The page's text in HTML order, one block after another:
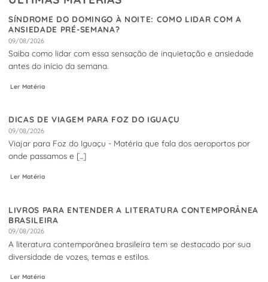
SÍNDROME DO DOMINGO À NOITE: COMO LIDAR COM A
ANSIEDADE PRÉ-SEMANA?
09/08/2026
Saiba como lidar com essa sensação de inquietação e ansiedade
antes do início da semana.
Ler Matéria
DICAS DE VIAGEM PARA FOZ DO IGUAÇU
09/08/2026
Viajar para Foz do Iguaçu - Matéria que fala dos aeroportos por
onde passamos e [...]
Ler Matéria
LIVROS PARA ENTENDER A LITERATURA CONTEMPORÂNEA
BRASILEIRA
09/08/2026
A literatura contemporânea brasileira tem se destacado por sua
diversidade de vozes, temas e estilos.
Ler Matéria